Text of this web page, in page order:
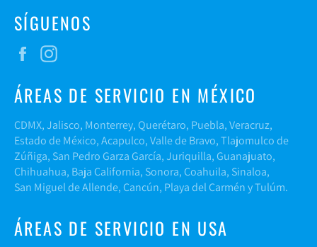
SÍGUENOS
Facebook
ÁREAS DE SERVICIO EN MÉXICO
CDMX, Jalisco, Monterrey, Querétaro, Puebla, Veracruz,
Estado de México, Acapulco, Valle de Bravo, Tlajomulco de
Zúñiga, San Pedro Garza García, Juriquilla, Guanajuato,
Chihuahua, Baja California, Sonora, Coahuila, Sinaloa,
San Miguel de Allende, Cancún, Playa del Carmén y Tulúm.
ÁREAS DE SERVICIO EN USA